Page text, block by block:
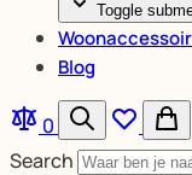
Toggle
Blog
0
Search